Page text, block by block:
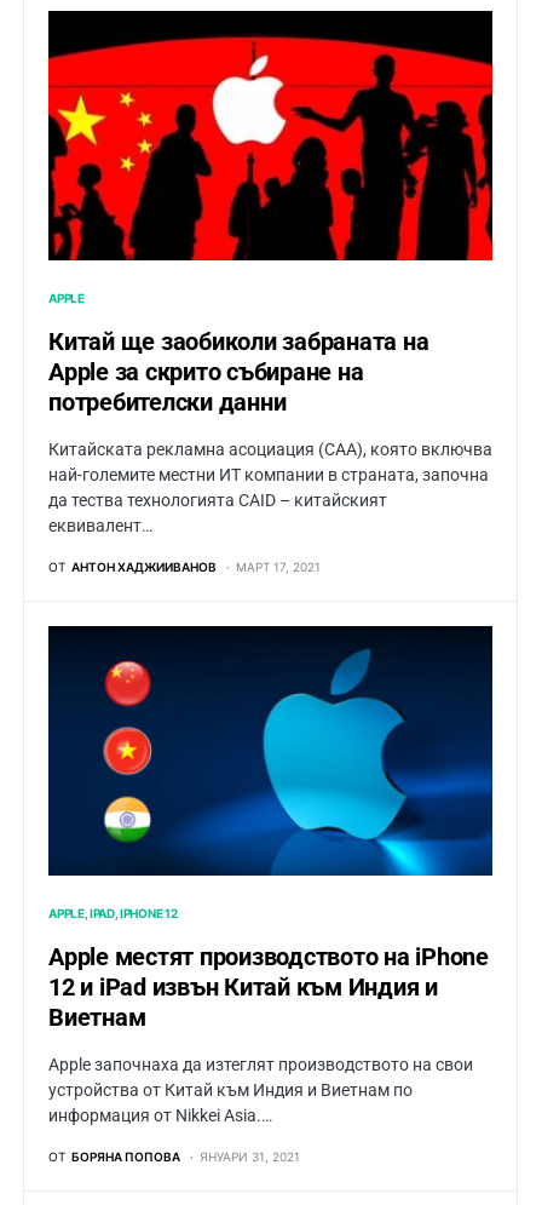
APPLE
Китай ще заобиколи забраната на
Apple за скрито събиране на
потребителски данни
Китайската рекламна асоциация (CAA), която включва
най-големите местни ИТ компании в страната, започна
да тества технологията CAID – китайският
еквивалент…
ОТ АНТОН ХАДЖИИВАНОВ МАРТ 17, 2021
APPLE IPAD IPHONE 12
Apple местят производството на iPhone
12 и iPad извън Китай към Индия и
Виетнам
Apple започнаха да изтеглят производството на свои
устройства от Китай към Индия и Виетнам по
информация от Nikkei Asia.…
ОТ БОРЯНА ПОПОВА ЯНУАРИ 31, 2021